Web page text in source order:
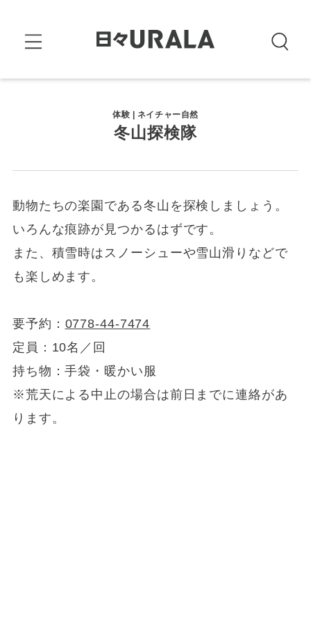
体験 | ネイチャー自然
冬山探検隊
動物たちの楽園である冬山を探検しましょう。
いろんな痕跡が見つかるはずです。
また、積雪時はスノーシューや雪山滑りなどで
も楽しめます。
要予約： 0778-44-7474
定員：10名／回
持ち物：手袋・暖かい服
※荒天による中止の場合は前日までに連絡があ
ります。